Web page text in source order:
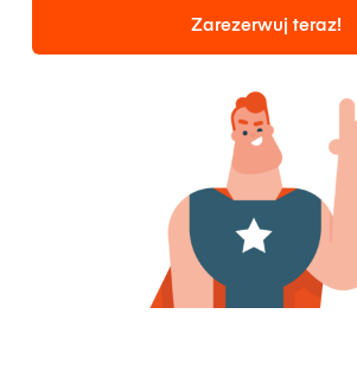
Zarezerwuj teraz!